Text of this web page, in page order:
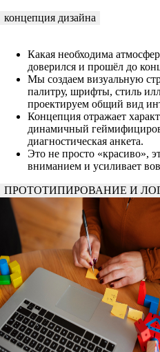
концепция дизайна
Какая необходима
доверился и прошёл до
Мы создаем визуальную
палитру, шрифты, стиль
проектируем общий вид
Концепция отражает
динамичный
диагностическая анкета.
Это не просто «красиво»,
вниманием и усиливает
ПРОТОТИПИРОВАНИЕ И